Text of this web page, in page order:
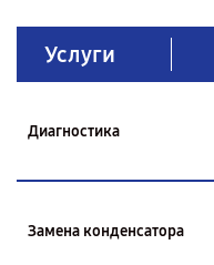
Услуги
Диагностика
Замена конденсатора